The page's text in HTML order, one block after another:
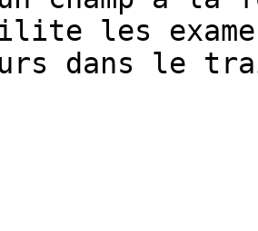
les